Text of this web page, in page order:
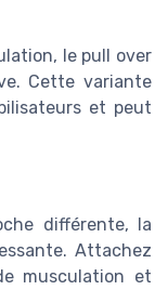
le pull over
Cette variante
et peut
différente, la
Attachez
musculation et